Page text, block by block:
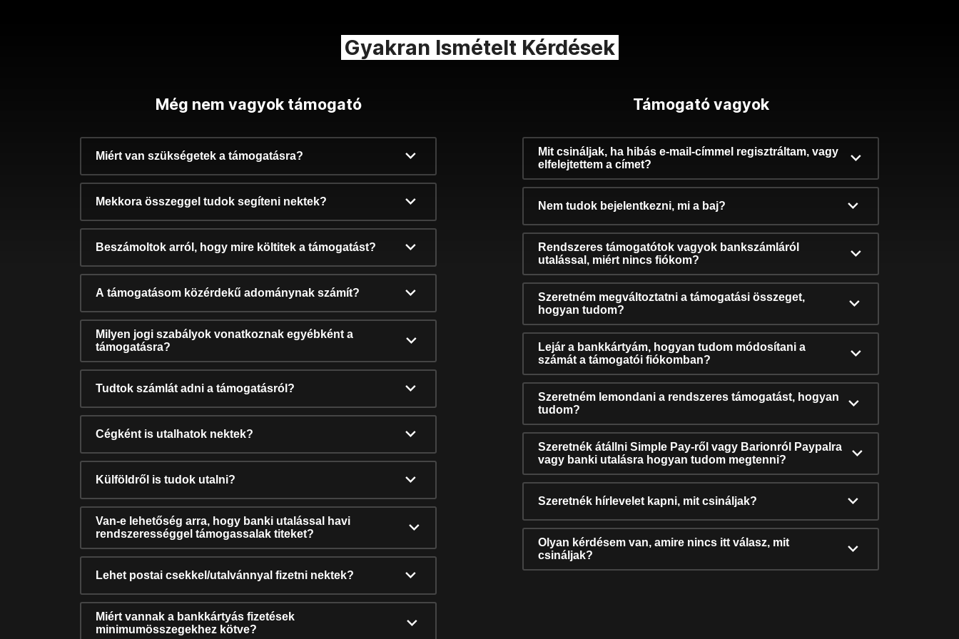
Gyakran Ismételt Kérdések
Még nem vagyok támogató
Miért van szükségetek a támogatásra?
Mekkora összeggel tudok segíteni nektek?
Beszámoltok arról, hogy mire költitek a támogatást?
A támogatásom közérdekű adománynak számít?
Milyen jogi szabályok vonatkoznak egyébként a
támogatásra?
Tudtok számlát adni a támogatásról?
Cégként is utalhatok nektek?
Külföldről is tudok utalni?
Van-e lehetőség arra, hogy banki utalással havi
rendszerességgel támogassalak titeket?
Lehet postai csekkel/utalvánnyal fizetni nektek?
Miért vannak a bankkártyás fizetések
minimumösszegekhez kötve?
Támogató vagyok
Mit csináljak, ha hibás e-mail-címmel regisztráltam, vagy
elfelejtettem a címet?
Nem tudok bejelentkezni, mi a baj?
Rendszeres támogatótok vagyok bankszámláról
utalással, miért nincs fiókom?
Szeretném megváltoztatni a támogatási összeget,
hogyan tudom?
Lejár a bankkártyám, hogyan tudom módosítani a
számát a támogatói fiókomban?
Szeretném lemondani a rendszeres támogatást, hogyan
tudom?
Szeretnék átállni Simple Pay-ről vagy Barionról Paypalra
vagy banki utalásra hogyan tudom megtenni?
Szeretnék hírlevelet kapni, mit csináljak?
Olyan kérdésem van, amire nincs itt válasz, mit
csináljak?